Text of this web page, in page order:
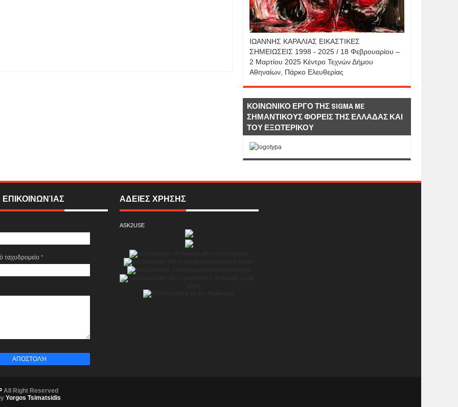
IΩΑΝΝΗΣ KAΡΑΛΙΑΣ ΕΙΚΑΣΤΙΚΕΣ
ΣΗΜΕΙΩΣΕΙΣ 1998 - 2025 / 18 Φεβρουαρίου –
2 Μαρτίου 2025 Κέντρο Τεχνών Δήμου
Αθηναίων, Πάρκο Ελευθερίας
ΚΟΙΝΩΝΙΚΟ ΕΡΓΟ ΤΗΣ SIGMA ME
ΣΗΜΑΝΤΙΚΟΥΣ ΦΟΡΕΙΣ ΤΗΣ ΕΛΛΑΔΑΣ ΚΑΙ
ΤΟΥ ΕΞΩΤΕΡΙΚΟΥ
ταχυδρομείο *
ΑΔΕΙΕΣ ΧΡΗΣΗΣ
ASK2USE
All Right Reserved
Yorgos Tsimatsidis